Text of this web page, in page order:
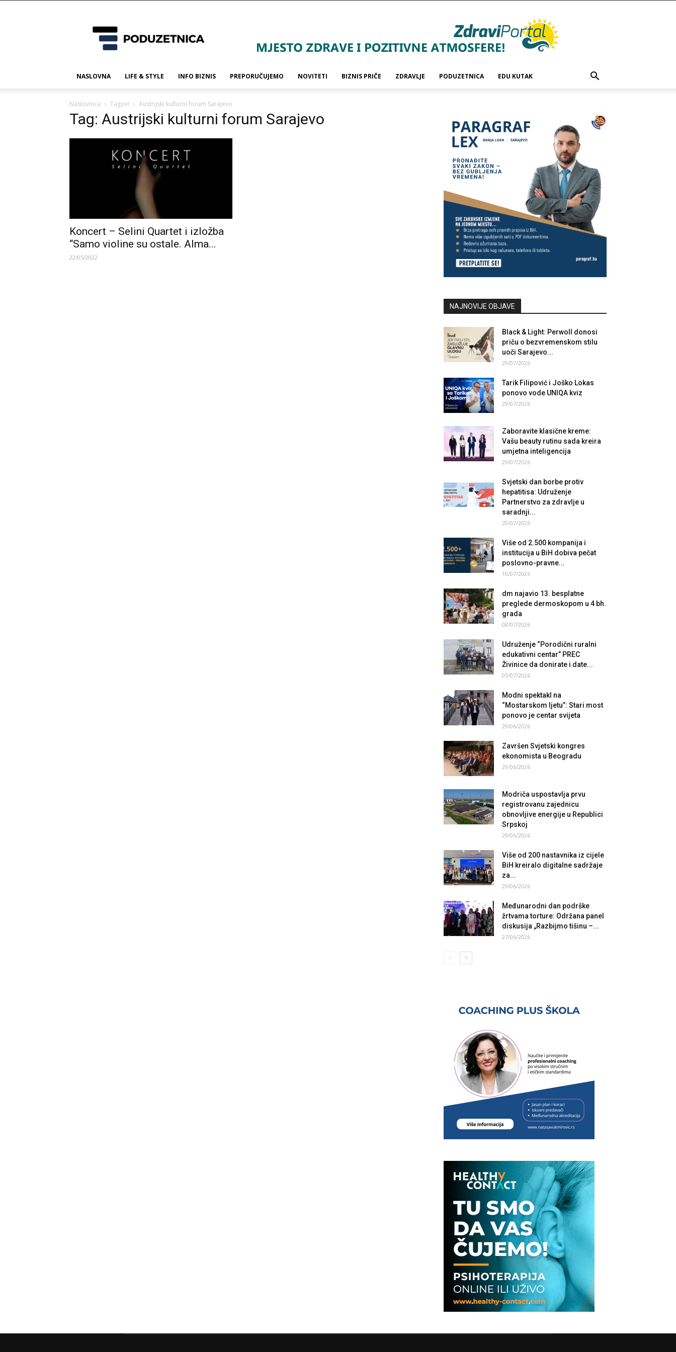
NASLOVNA LIFE & STYLE INFO BIZNIS PREPORUČUJEMO NOVITETI BIZNIS PRIČE ZDRAVLJE PODUZETNICA EDU KUTAK
Naslovnica Tagovi Austrijski kulturni forum Sarajevo
Tag: Austrijski kulturni forum Sarajevo
Koncert – Selini Quartet i izložba
“Samo violine su ostale. Alma...
22/05/2022
NAJNOVIJE OBJAVE
Black & Light: Perwoll donosi
priču o bezvremenskom stilu
uoči Sarajevo...
29/07/2026
Tarik Filipović i Joško Lokas
ponovo vode UNIQA kviz
29/07/2026
Zaboravite klasične kreme:
Vašu beauty rutinu sada kreira
umjetna inteligencija
29/07/2026
Svjetski dan borbe protiv
hepatitisa: Udruženje
Partnerstvo za zdravlje u
saradnji...
20/07/2026
Više od 2.500 kompanija i
institucija u BiH dobiva pečat
poslovno-pravne...
10/07/2026
dm najavio 13. besplatne
preglede dermoskopom u 4 bh.
grada
08/07/2026
Udruženje “Porodični ruralni
edukativni centar” PREC
Živinice da donirate i date...
03/07/2026
Modni spektakl na
“Mostarskom ljetu”: Stari most
ponovo je centar svijeta
29/06/2026
Završen Svjetski kongres
ekonomista u Beogradu
29/06/2026
Modriča uspostavlja prvu
registrovanu zajednicu
obnovljive energije u Republici
Srpskoj
29/06/2026
Više od 200 nastavnika iz cijele
BiH kreiralo digitalne sadržaje
za...
29/06/2026
Međunarodni dan podrške
žrtvama torture: Održana panel
diskusija „Razbijmo tišinu –...
27/06/2026